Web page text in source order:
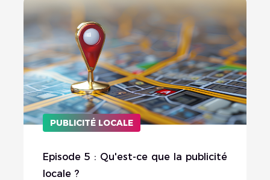
Episode 5 : Qu'est-ce que la publicité
locale ?
PUBLICITÉ LOCALE